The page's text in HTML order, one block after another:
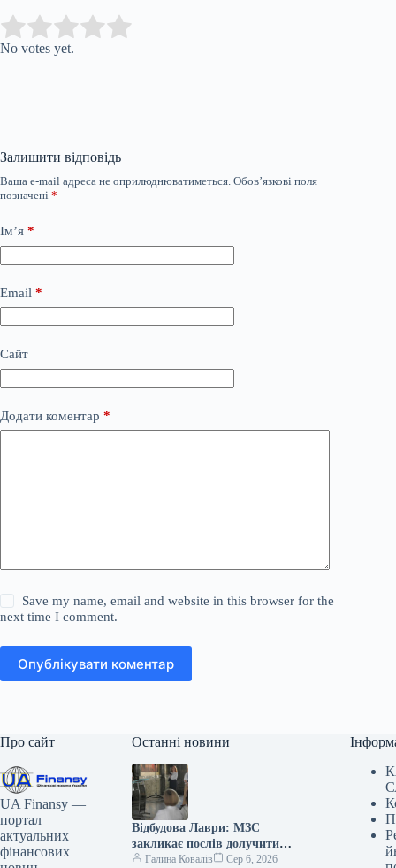
Rate this item:
No votes yet.
Залишити відповідь
Ваша e-mail адреса не оприлюднюватиметься. Обов’язкові поля
позначені *
Ім’я *
Email *
Сайт
Додати коментар *
Save my name, email and website in this browser for the
next time I comment.
Опублікувати коментар
Про сайт
UA Finansy —
портал
актуальних
фінансових
Останні новини
Відбудова Лаври: МЗС
закликає послів долучити
партнерів
Галина Ковалів Сер 6, 2026